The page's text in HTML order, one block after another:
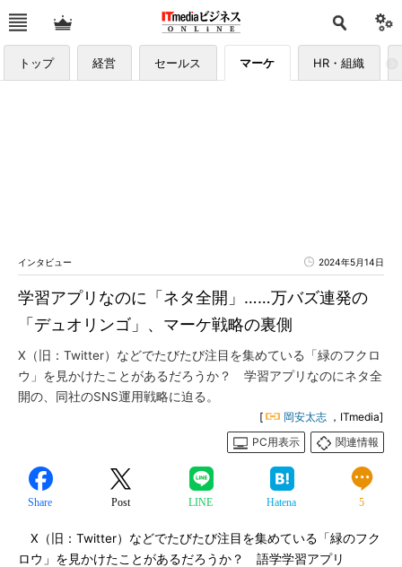
トップ 経営 セールス マーケ HR・組織
インタビュー 2024年5月14日
学習アプリなのに「ネタ全開」……万バズ連発の
「デュオリンゴ」、マーケ戦略の裏側
X（旧：Twitter）などでたびたび注目を集めている「緑のフクロ
ウ」を見かけたことがあるだろうか？ 学習アプリなのにネタ全
開の、同社のSNS運用戦略に迫る。
[ 岡安太志 ，ITmedia]
PC用表示
関連情報
Share Post LINE Hatena 5
X（旧：Twitter）などでたびたび注目を集めている「緑のフク
ロウ」を見かけたことがあるだろうか？ 語学学習アプリ